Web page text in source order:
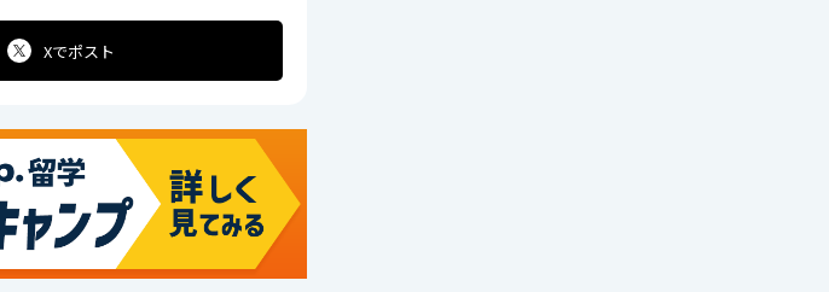
Xでポスト